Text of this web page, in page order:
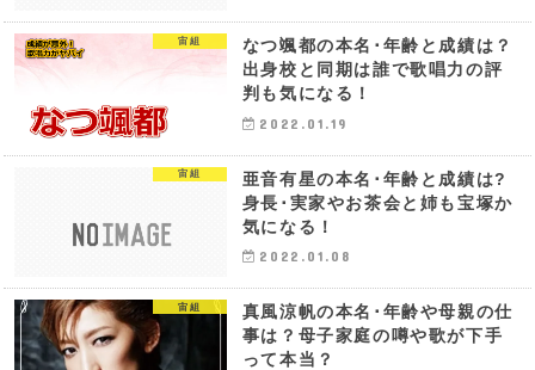
宙組
なつ颯都の本名･年齢と成績は？
出身校と同期は誰で歌唱力の評
判も気になる！
2022.01.19
宙組
亜音有星の本名･年齢と成績は?
身長･実家やお茶会と姉も宝塚か
気になる！
2022.01.08
宙組
真風涼帆の本名･年齢や母親の仕
事は？母子家庭の噂や歌が下手
って本当？